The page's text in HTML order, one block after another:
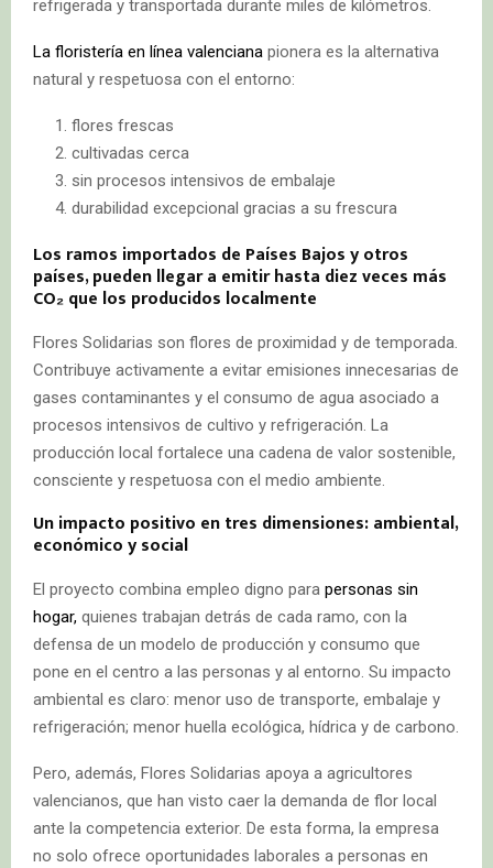
refrigerada y transportada durante miles de kilómetros.
La floristería en línea valenciana pionera es la alternativa
natural y respetuosa con el entorno:
flores frescas
cultivadas cerca
sin procesos intensivos de embalaje
durabilidad excepcional gracias a su frescura
Los ramos importados de Países Bajos y otros
países, pueden llegar a emitir hasta diez veces más
CO₂ que los producidos localmente
Flores Solidarias son flores de proximidad y de temporada.
Contribuye activamente a evitar emisiones innecesarias de
gases contaminantes y el consumo de agua asociado a
procesos intensivos de cultivo y refrigeración. La
producción local fortalece una cadena de valor sostenible,
consciente y respetuosa con el medio ambiente.
Un impacto positivo en tres dimensiones: ambiental,
económico y social
El proyecto combina empleo digno para personas sin
hogar, quienes trabajan detrás de cada ramo, con la
defensa de un modelo de producción y consumo que
pone en el centro a las personas y al entorno. Su impacto
ambiental es claro: menor uso de transporte, embalaje y
refrigeración; menor huella ecológica, hídrica y de carbono.
Pero, además, Flores Solidarias apoya a agricultores
valencianos, que han visto caer la demanda de flor local
ante la competencia exterior. De esta forma, la empresa
no solo ofrece oportunidades laborales a personas en